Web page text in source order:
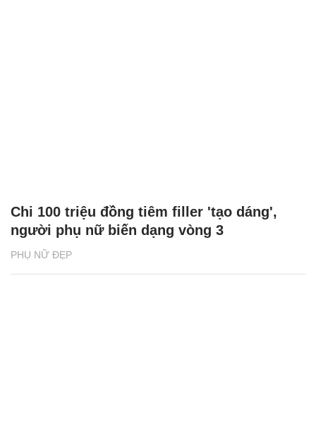
PHỤ NỮ ĐẸP
Chi 100 triệu đồng tiêm filler 'tạo dáng',
người phụ nữ biến dạng vòng 3